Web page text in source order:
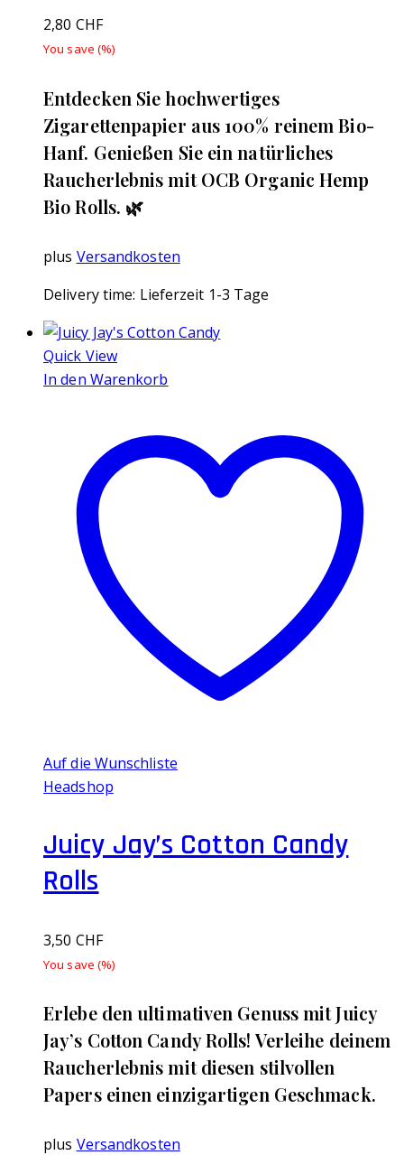
2,80 CHF
You save (%)
Entdecken Sie hochwertiges
Zigarettenpapier aus 100% reinem Bio-
Hanf. Genießen Sie ein natürliches
Raucherlebnis mit OCB Organic Hemp
Bio Rolls. 🌿
plus Versandkosten
Delivery time: Lieferzeit 1-3 Tage
Quick View
In den Warenkorb
Auf die Wunschliste
Headshop
Juicy Jay’s Cotton Candy
Rolls
3,50 CHF
You save (%)
Erlebe den ultimativen Genuss mit Juicy
Jay’s Cotton Candy Rolls! Verleihe deinem
Raucherlebnis mit diesen stilvollen
Papers einen einzigartigen Geschmack.
plus Versandkosten